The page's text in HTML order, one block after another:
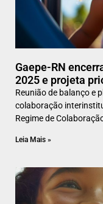
Gaepe-RN
2025 e projeta
Reunião de balanço e
colaboração
Regime de
Leia Mais »